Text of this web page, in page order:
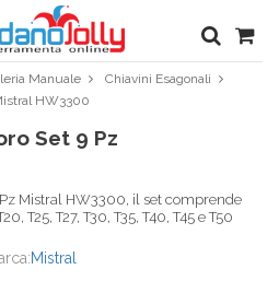
Manuale
Chiavini Esagonali
HW3300
Set 9 Pz
Mistral HW3300, il set comprende
T25, T27, T30, T35, T40, T45 e T50
Mistral